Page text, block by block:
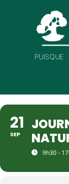
21
SEP
9h30 -